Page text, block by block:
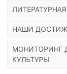
НАШИ
МОНИТОРИНГ
КУЛЬТУРЫ